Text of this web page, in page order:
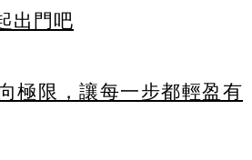
出門吧
極限，讓每一步都輕盈有